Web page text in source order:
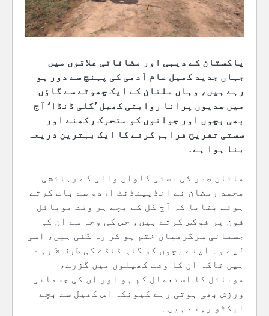
پاکستان کے دیہی اور مضافاتی علاقوں میں
جہاں جدید کھیل عام آدمی کی پہنچ سے دور ہو
رہے ہیں، وہاں ملتان کے ایک چھوٹے سے گاؤں
میں صدیوں پرانا روایتی کھیل ’گلی ڈنڈا‘ آج
بھی بچوں اور جوانوں کو متحرک رکھنے اور
سستی تفریح فراہم کرنے کا ایک بہترین ذریعہ
بنا ہوا ہے۔
ملتان صدر کی بستی کاواں والی کے رہائشی
محمد رمضان نے انڈپینڈنٹ اردو سے بات کرتے
ہوئے بتایا کہ آج کل کے بچے ہر وقت موبائل
فون پر فوکس کرتے ہیں، جس کی وجہ سے ان کی
جسمانی سرگرمیاں ختم ہو کر رہ گئی ہیں، اسی
لیے وہ اپنے بچوں کو گلی ڈنڈے کی طرف لا رہے
ہیں تاکہ ان کا وقت کھیلوں میں گزرے،
موبائل کا استعمال کم ہو اور ان کی جسمانی
ورزش بھی ہوتی رہے کیونکہ اس کھیل سے بچے
ایکٹو رہتے ہیں۔